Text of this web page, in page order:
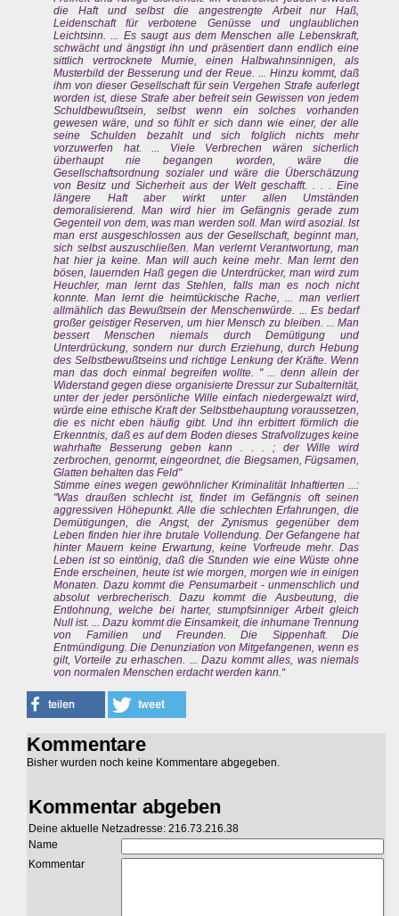
die Haft und selbst die angestrengte Arbeit nur Haß,
Leidenschaft für verbotene Genüsse und unglaublichen
Leichtsinn. ... Es saugt aus dem Menschen alle Lebenskraft,
schwächt und ängstigt ihn und präsentiert dann endlich eine
sittlich vertrocknete Mumie, einen Halbwahnsinnigen, als
Musterbild der Besserung und der Reue. ... Hinzu kommt, daß
ihm von dieser Gesellschaft für sein Vergehen Strafe auferlegt
worden ist, diese Strafe aber befreit sein Gewissen von jedem
Schuldbewußtsein, selbst wenn ein solches vorhanden
gewesen wäre, und so fühlt er sich dann wie einer, der alle
seine Schulden bezahlt und sich folglich nichts mehr
vorzuwerfen hat. ... Viele Verbrechen wären sicherlich
überhaupt nie begangen worden, wäre die
Gesellschaftsordnung sozialer und wäre die Überschätzung
von Besitz und Sicherheit aus der Welt geschafft. . . . Eine
längere Haft aber wirkt unter allen Umständen
demoralisierend. Man wird hier im Gefängnis gerade zum
Gegenteil von dem, was man werden soll. Man wird asozial. Ist
man erst ausgeschlossen aus der Gesellschaft, beginnt man,
sich selbst auszuschließen. Man verlernt Verantwortung, man
hat hier ja keine. Man will auch keine mehr. Man lernt den
bösen, lauernden Haß gegen die Unterdrücker, man wird zum
Heuchler, man lernt das Stehlen, falls man es noch nicht
konnte. Man lernt die heimtückische Rache, ... man verliert
allmählich das Bewußtsein der Menschenwürde. ... Es bedarf
großer geistiger Reserven, um hier Mensch zu bleiben. ... Man
bessert Menschen niemals durch Demütigung und
Unterdrückung, sondern nur durch Erziehung, durch Hebung
des Selbstbewußtseins und richtige Lenkung der Kräfte. Wenn
man das doch einmal begreifen wollte. " ... denn allein der
Widerstand gegen diese organisierte Dressur zur Subalternität,
unter der jeder persönliche Wille einfach niedergewalzt wird,
würde eine ethische Kraft der Selbstbehauptung voraussetzen,
die es nicht eben häufig gibt. Und ihn erbittert förmlich die
Erkenntnis, daß es auf dem Boden dieses Strafvollzuges keine
wahrhafte Besserung geben kann . . . ; der Wille wird
zerbrochen, genormt, eingeordnet, die Biegsamen, Fügsamen,
Glatten behalten das Feld"
Stimme eines wegen gewöhnlicher Kriminalität Inhaftierten ...:
"Was draußen schlecht ist, findet im Gefängnis oft seinen
aggressiven Höhepunkt. Alle die schlechten Erfahrungen, die
Demütigungen, die Angst, der Zynismus gegenüber dem
Leben finden hier ihre brutale Vollendung. Der Gefangene hat
hinter Mauern keine Erwartung, keine Vorfreude mehr. Das
Leben ist so eintönig, daß die Stunden wie eine Wüste ohne
Ende erscheinen, heute ist wie morgen, morgen wie in einigen
Monaten. Dazu kommt die Pensumarbeit - unmenschlich und
absolut verbrecherisch. Dazu kommt die Ausbeutung, die
Entlohnung, welche bei harter, stumpfsinniger Arbeit gleich
Null ist. ... Dazu kommt die Einsamkeit, die inhumane Trennung
von Familien und Freunden. Die Sippenhaft. Die
Entmündigung. Die Denunziation von Mitgefangenen, wenn es
gilt, Vorteile zu erhaschen. ... Dazu kommt alles, was niemals
von normalen Menschen erdacht werden kann.“
Kommentare
Bisher wurden noch keine Kommentare abgegeben.
Kommentar abgeben
Deine aktuelle Netzadresse: 216.73.216.38
Name
Kommentar